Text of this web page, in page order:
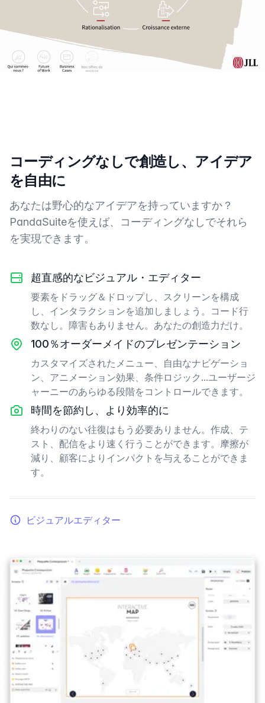
コーディングなしで創造し、アイデア
を自由に
あなたは野心的なアイデアを持っていますか？
PandaSuiteを使えば、コーディングなしでそれら
を実現できます。
超直感的なビジュアル・エディター
要素をドラッグ＆ドロップし、スクリーンを構成
し、インタラクションを追加しましょう。コード行
数なし。障害もありません。あなたの創造力だけ。
100％オーダーメイドのプレゼンテーション
カスタマイズされたメニュー、自由なナビゲーショ
ン、アニメーション効果、条件ロジック...ユーザージ
ャーニーのあらゆる段階をコントロールできます。
時間を節約し、より効率的に
終わりのない往復はもう必要ありません。作成、テ
スト、配信をより速く行うことができます。摩擦が
減り、顧客によりインパクトを与えることができま
す。
ビジュアルエディター